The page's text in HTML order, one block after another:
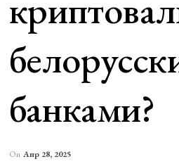
банками?
On Апр 28, 2025